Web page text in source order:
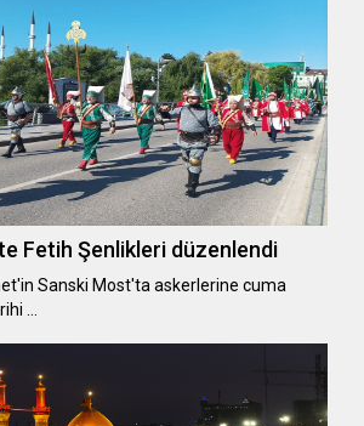
Fetih Şenlikleri düzenlendi
Sanski Most'ta askerlerine cuma
…